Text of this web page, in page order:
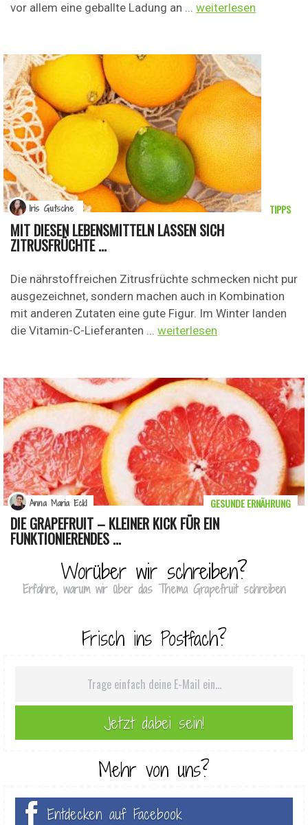
vor allem eine geballte Ladung an ... weiterlesen
MIT DIESEN LEBENSMITTELN LASSEN SICH
ZITRUSFRÜCHTE ...
Die nährstoffreichen Zitrusfrüchte schmecken nicht pur
ausgezeichnet, sondern machen auch in Kombination
mit anderen Zutaten eine gute Figur. Im Winter landen
die Vitamin-C-Lieferanten ... weiterlesen
TIPPS
Iris Gutsche
DIE GRAPEFRUIT – KLEINER KICK FÜR EIN
FUNKTIONIERENDES ...
GESUNDE ERNÄHRUNG
Anna Maria Eckl
Worüber wir schreiben?
Erfahre, warum wir über das Thema Grapefruit schreiben
Frisch ins Postfach?
Mehr von uns?
Entdecken auf Facebook